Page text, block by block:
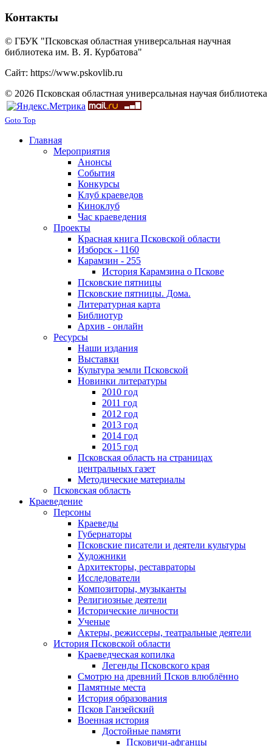
Контакты
© ГБУК "Псковская областная универсальная научная
библиотека им. В. Я. Курбатова"
Сайт: https://www.pskovlib.ru
© 2026 Псковская областная универсальная научая библиотека
Goto Top
Главная
Мероприятия
Анонсы
События
Конкурсы
Клуб краеведов
Киноклуб
Час краеведения
Проекты
Красная книга Псковской области
Изборск - 1160
Карамзин - 255
История Карамзина о Пскове
Псковские пятницы
Псковские пятницы. Дома.
Литературная карта
Библиотур
Архив - онлайн
Ресурсы
Наши издания
Выставки
Культура земли Псковской
Новинки литературы
2010 год
2011 год
2012 год
2013 год
2014 год
2015 год
Псковская область на страницах
центральных газет
Методические материалы
Псковская область
Краеведение
Персоны
Краеведы
Губернаторы
Псковские писатели и деятели культуры
Художники
Архитекторы, реставраторы
Исследователи
Композиторы, музыканты
Религиозные деятели
Исторические личности
Ученые
Актеры, режиссеры, театральные деятели
История Псковской области
Краеведческая копилка
Легенды Псковского края
Смотрю на древний Псков влюблённо
Памятные места
История образования
Псков Ганзейский
Военная история
Достойные памяти
Псковичи-афганцы